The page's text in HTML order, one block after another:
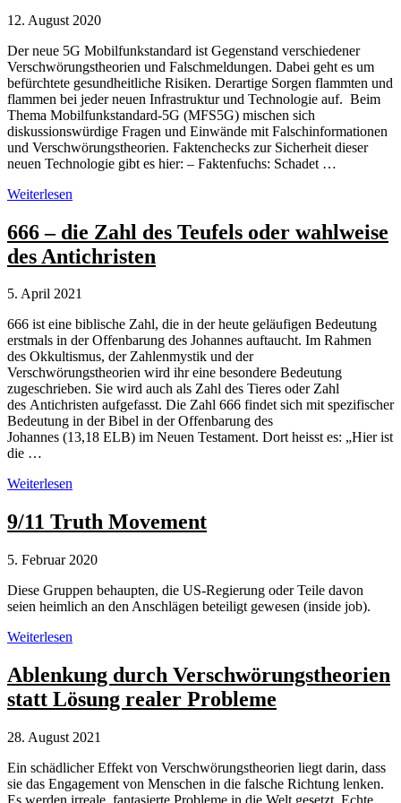
12. August 2020
Der neue 5G Mobilfunkstandard ist Gegenstand verschiedener
Verschwörungstheorien und Falschmeldungen. Dabei geht es um
befürchtete gesundheitliche Risiken. Derartige Sorgen flammten und
flammen bei jeder neuen Infrastruktur und Technologie auf. Beim
Thema Mobilfunkstandard-5G (MFS5G) mischen sich
diskussionswürdige Fragen und Einwände mit Falschinformationen
und Verschwörungstheorien. Faktenchecks zur Sicherheit dieser
neuen Technologie gibt es hier: – Faktenfuchs: Schadet …
5G
&
Verschwörungstheorien
Weiterlesen
666 – die Zahl des Teufels oder wahlweise
des Antichristen
5. April 2021
666 ist eine biblische Zahl, die in der heute geläufigen Bedeutung
erstmals in der Offenbarung des Johannes auftaucht. Im Rahmen
des Okkultismus, der Zahlenmystik und der
Verschwörungstheorien wird ihr eine besondere Bedeutung
zugeschrieben. Sie wird auch als Zahl des Tieres oder Zahl
des Antichristen aufgefasst. Die Zahl 666 findet sich mit spezifischer
Bedeutung in der Bibel in der Offenbarung des
Johannes (13,18 ELB) im Neuen Testament. Dort heisst es: „Hier ist
die …
666
die
Zahl
Teufels
wahlweise
des
Antichristen
Weiterlesen
9/11 Truth Movement
5. Februar 2020
Diese Gruppen behaupten, die US-Regierung oder Teile davon
seien heimlich an den Anschlägen beteiligt gewesen (inside job).
9/11
Movement
Weiterlesen
Ablenkung durch Verschwörungstheorien
statt Lösung realer Probleme
28. August 2021
Ein schädlicher Effekt von Verschwörungstheorien liegt darin, dass
sie das Engagement von Menschen in die falsche Richtung lenken.
Es werden irreale, fantasierte Probleme in die Welt gesetzt. Echte